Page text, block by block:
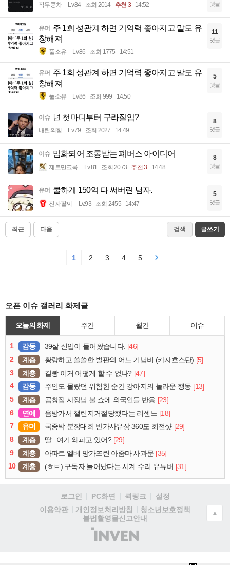
작두콩차 Lv.84 조회 2014 추천 3 14:52 댓글
유머 주 1회 성관계 하면 기억력 좋아지고 말도 유
창해져
풀소유 Lv.86 조회 1775 14:51
11
댓글
유머 주 1회 성관계 하면 기억력 좋아지고 말도 유
창해져
풀소유 Lv.86 조회 999 14:50
5
댓글
이슈 넌 첫마디부터 구라질임?
내란의힘 Lv.79 조회 2027 14:49
8
댓글
이슈 밈화되어 조롱받는 폐버스 아이디어
제르만크록 Lv.81 조회 2073 추천 3 14:48
8
댓글
유머 쿨하게 150억 다 써버린 남자.
전자팔찌 Lv.93 조회 2455 14:47
5
댓글
최근 다음 검색 글쓰기
1 2 3 4 5
오픈 이슈 갤러리 화제글
오늘의 화제 주간 월간 이슈
1 감동 39살 신입이 들어왔습니다. [46]
2
계층 황량하고 쓸쓸한 벌판의 어느 기념비 (카자흐스탄) [5]
3
계층 길빵 이거 어떻게 할 수 없나? [47]
4
감동 주인도 몰랐던 위험한 순간 강아지의 놀라운 행동 [13]
5
계층 곱창집 사장님 불 쇼에 외국인들 반응 [23]
6
연예 음방가서 챌린지거절당했다는 리센느 [18]
7
유머 국중박 분장대회 반가사유상 360도 회전샷 [29]
8
계층 딸...여기 왜파고 있어? [29]
9
계층 아파트 엘베 망가뜨린 아줌마 사과문 [35]
10
계층 (ㅎㅂ) 구독자 늘어났다는 시계 수리 유튜버 [31]
로그인 PC화면 퀵링크
설정
이용약관
개인정보처리방침
청소년보호정책
불법촬영물신고안내
(주)
인
▲